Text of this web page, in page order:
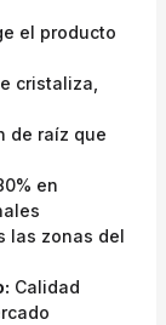
el producto
cristaliza,
de raíz que
en
las zonas del
Calidad